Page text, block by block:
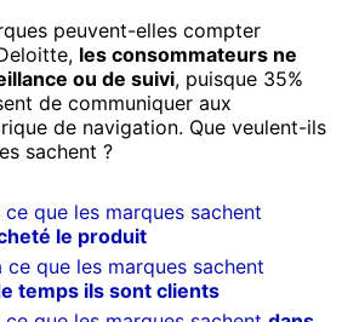
peuvent-elles compter
les consommateurs ne
ou de suivi, puisque 35%
de communiquer aux
de navigation. Que veulent-ils
sachent ?
que les marques sachent
le produit
que les marques sachent
temps ils sont clients